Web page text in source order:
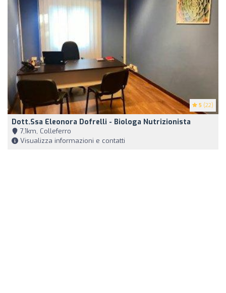
5 (22)
Dott.ssa Eleonora Dofrelli - Biologa Nutrizionista
7,1km, Colleferro
Visualizza informazioni e contatti